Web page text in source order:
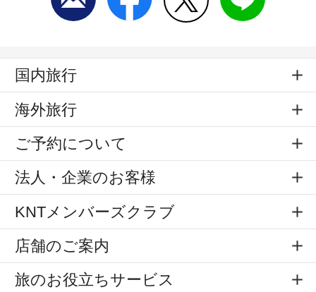
国内旅行
海外旅行
ご予約について
法人・企業のお客様
KNTメンバーズクラブ
店舗のご案内
旅のお役立ちサービス